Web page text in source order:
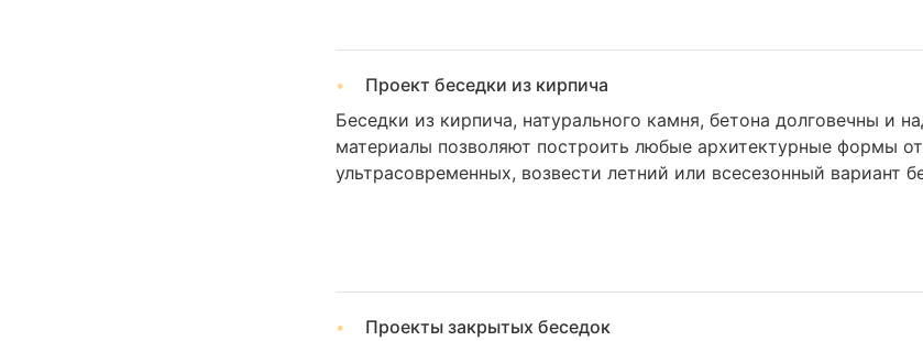
Проект беседки из кирпича
Беседки из кирпича, натурального камня, бетона долговечны и
материалы позволяют построить любые архитектурные формы
ультрасовременных, возвести летний или всесезонный вариант
Проекты закрытых беседок